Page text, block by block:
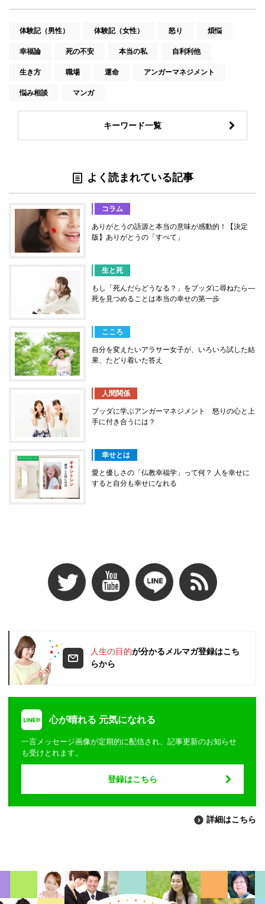
体験記（男性） 体験記（女性） 怒り 煩悩
幸福論 死の不安 本当の私 自利利他
生き方 職場 運命 アンガーマネジメント
悩み相談 マンガ
キーワード一覧
よく読まれている記事
コラム
ありがとうの語源と本当の意味が感動的！【決定
版】ありがとうの「すべて」
生と死
もし「死んだらどうなる？」をブッダに尋ねたら―
死を見つめることは本当の幸せの第一歩
こころ
自分を変えたいアラサー女子が、いろいろ試した結
果、たどり着いた答え
人間関係
ブッダに学ぶアンガーマネジメント 怒りの心と上
手に付き合うには？
幸せとは
愛と優しさの「仏教幸福学」って何？ 人を幸せに
すると自分も幸せになれる
人生の目的が分かるメルマガ登録はこち
らから
心が晴れる 元気になれる
一言メッセージ画像が定期的に配信され、記事更新のお知らせ
も受けとれます。
登録はこちら
詳細はこちら